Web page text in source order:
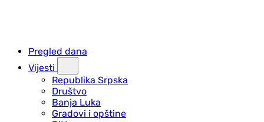
Pregled dana
Vijesti
Republika Srpska
Društvo
Banja Luka
Gradovi i opštine